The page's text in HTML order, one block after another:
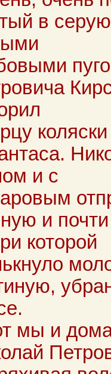
в
и с
и
которой
мы и